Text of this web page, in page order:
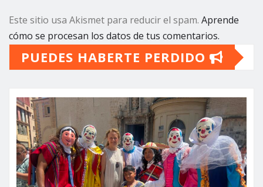
Este sitio usa Akismet para reducir el spam. Aprende
cómo se procesan los datos de tus comentarios.
PUEDES HABERTE PERDIDO